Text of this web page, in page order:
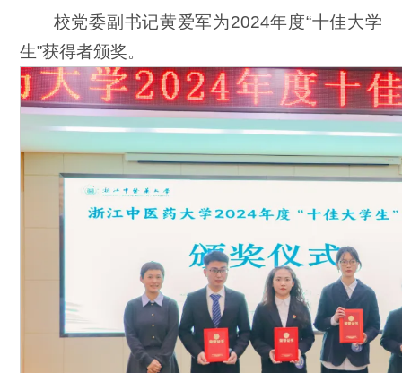
校党委副书记黄爱军为2024年度“十佳大学
生”获得者颁奖。